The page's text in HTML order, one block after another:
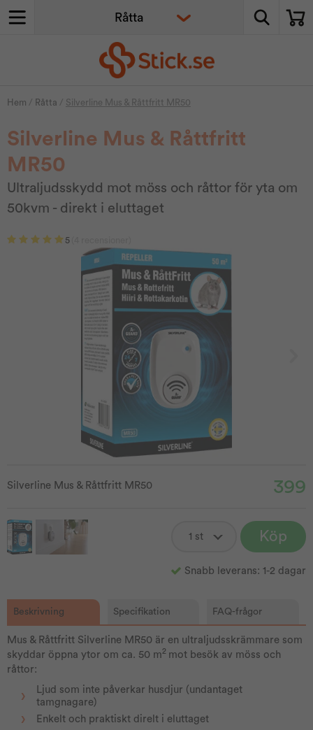
Hem / Råtta / Silverline Mus & Råttfritt MR50
Silverline Mus & Råttfritt
MR50
Ultraljudsskydd mot möss och råttor för yta om
50kvm - direkt i eluttaget
5
Silverline Mus & Råttfritt MR50 399
Köp
Snabb leverans: 1-2 dagar
Beskrivning Specifikation FAQ-frågor
Mus & Råttfritt Silverline MR50 är en ultraljudsskrämmare som
skyddar öppna ytor om ca. 50 m2 mot besök av möss och
råttor:
Ljud som inte påverkar husdjur (undantaget
tamgnagare)
Enkelt och praktiskt direlt i eluttaget